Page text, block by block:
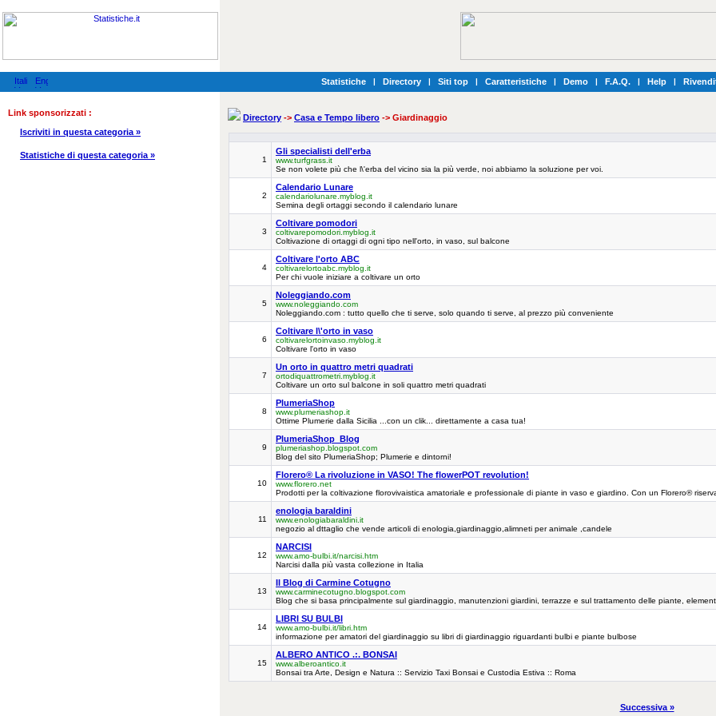
Statistiche | Directory | Siti top | Caratteristiche | Demo | F.A.Q. | Help |
Link sponsorizzati :
Iscriviti in questa categoria »
Statistiche di questa categoria »
Directory -> Casa e Tempo libero -> Giardinaggio
1
Gli specialisti dell'erba
www.turfgrass.it
Se non volete più che l\'erba del vicino sia la più verde, noi abbiamo la soluzione per voi.
2
Calendario Lunare
calendariolunare.myblog.it
Semina degli ortaggi secondo il calendario lunare
3
Coltivare pomodori
coltivarepomodori.myblog.it
Coltivazione di ortaggi di ogni tipo nell'orto, in vaso, sul balcone
4
Coltivare l'orto ABC
coltivarelortoabc.myblog.it
Per chi vuole iniziare a coltivare un orto
5
Noleggiando.com
www.noleggiando.com
Noleggiando.com : tutto quello che ti serve, solo quando ti serve, al prezzo più conveniente
6
Coltivare l\'orto in vaso
coltivarelortoinvaso.myblog.it
Coltivare l'orto in vaso
7
Un orto in quattro metri quadrati
ortodiquattrometri.myblog.it
Coltivare un orto sul balcone in soli quattro metri quadrati
8
PlumeriaShop
www.plumeriashop.it
Ottime Plumerie dalla Sicilia ...con un clik... direttamente a casa tua!
9
PlumeriaShop_Blog
plumeriashop.blogspot.com
Blog del sito PlumeriaShop; Plumerie e dintorni!
10
Florero® La rivoluzione in VASO! The flowerPOT revolution!
www.florero.net
Prodotti per la coltivazione florovivaistica amatoriale e professionale di piante in vaso e giardino. Con un Florero®
11
enologia baraldini
www.enologiabaraldini.it
negozio al dttaglio che vende articoli di enologia,giardinaggio,alimneti per animale ,candele
12
NARCISI
www.amo-bulbi.it/narcisi.htm
Narcisi dalla più vasta collezione in Italia
13
Il Blog di Carmine Cotugno
www.carminecotugno.blogspot.com
Blog che si basa principalmente sul giardinaggio, manutenzioni giardini, terrazze e sul trattamento delle piante,
14
LIBRI SU BULBI
www.amo-bulbi.it/libri.htm
informazione per amatori del giardinaggio su libri di giardinaggio riguardanti bulbi e piante bulbose
15
ALBERO ANTICO .:. BONSAI
www.alberoantico.it
Bonsai tra Arte, Design e Natura :: Servizio Taxi Bonsai e Custodia Estiva :: Roma
Successiva »